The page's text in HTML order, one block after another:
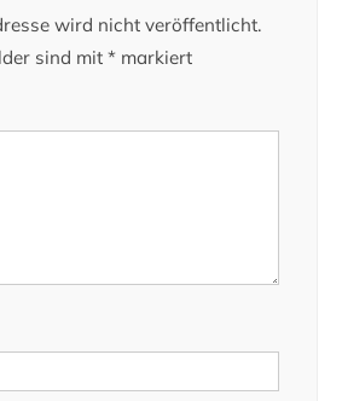
wird nicht veröffentlicht.
sind mit * markiert